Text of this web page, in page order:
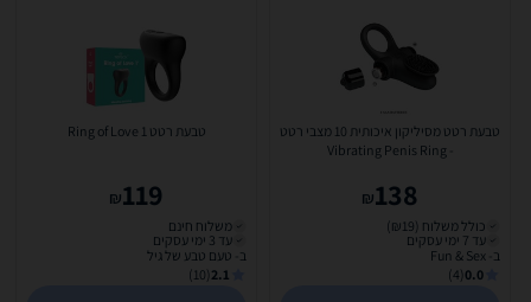
טבעת רטט מסיליקון איכותית 10 מצבי רטט
138
₪
כולל משלוח (₪19)
עד 7 ימי עסקים
ב- Fun & Sex
0.0
(4)
טבעת רטט Ring of Love 1
119
₪
משלוח חינם
עד 3 ימי עסקים
ב- טעם טבע של גיל
2.1
(10)